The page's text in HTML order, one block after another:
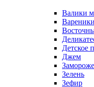
Валики
Вареники
Детское
Джем
Зелень
Зефир